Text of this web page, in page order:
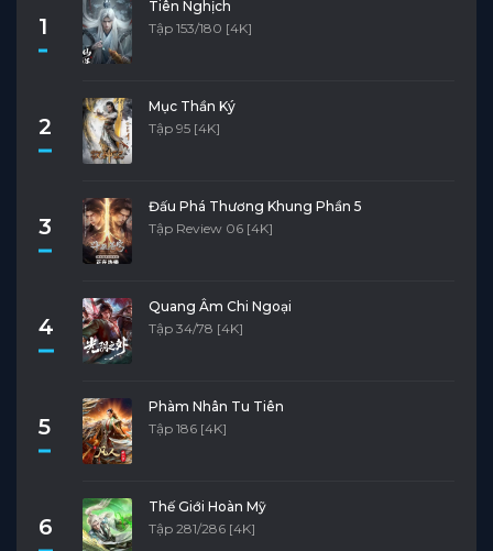
1
Tiên Nghịch
Tập 153/180 [4K]
2
Mục Thần Ký
Tập 95 [4K]
3
Đấu Phá Thương Khung Phần 5
Tập Review 06 [4K]
4
Quang Âm Chi Ngoại
Tập 34/78 [4K]
5
Phàm Nhân Tu Tiên
Tập 186 [4K]
6
Thế Giới Hoàn Mỹ
Tập 281/286 [4K]